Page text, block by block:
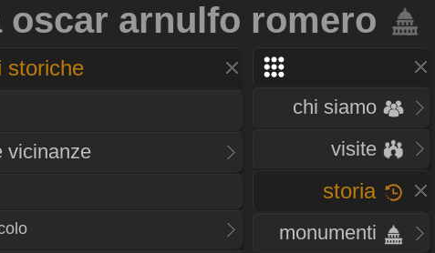
oscar arnulfo romero
chi siamo
visite
storia
monumenti
storiche
vicinanze